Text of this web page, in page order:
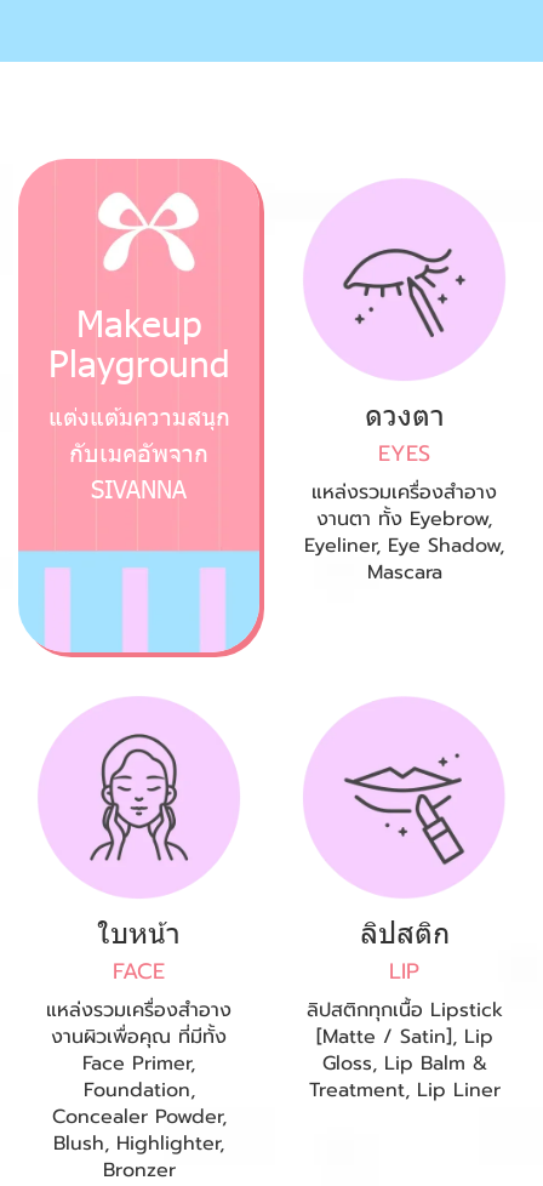
Makeup
Playground
แต่งแต้มความสนุก
กับเมคอัพจาก
SIVANNA
ดวงตา
EYES
แหล่งรวมเครื่องสำอาง
งานตา ทั้ง Eyebrow,
Eyeliner, Eye Shadow,
Mascara
ใบหน้า
FACE
แหล่งรวมเครื่องสำอาง
งานผิวเพื่อคุณ ที่มีทั้ง
Face Primer,
Foundation,
Concealer Powder,
Blush, Highlighter,
Bronzer
ลิปสติก
LIP
ลิปสติกทุกเนื้อ Lipstick
[Matte / Satin], Lip
Gloss, Lip Balm &
Treatment, Lip Liner